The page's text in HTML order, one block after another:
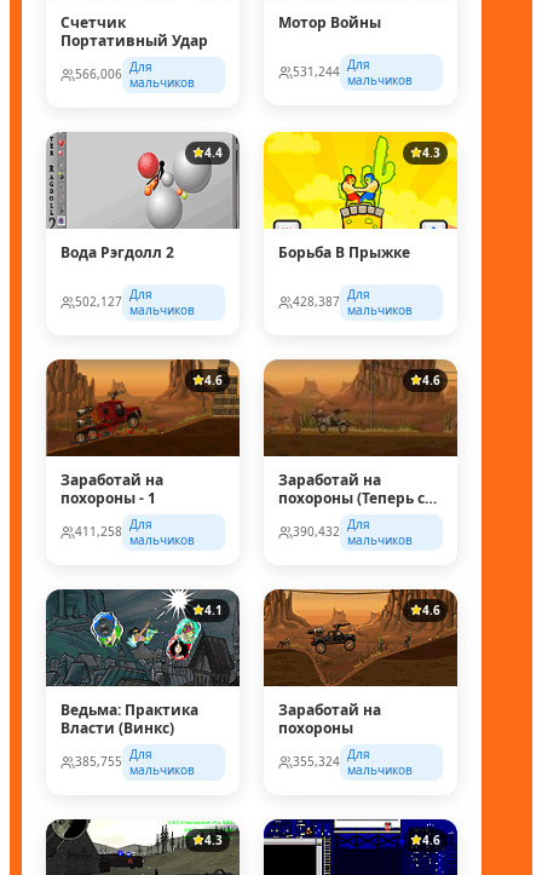
Счетчик
Портативный Удар
566,006 Для
мальчиков
Мотор Войны
531,244 Для
мальчиков
4.4
Вода Рэгдолл 2
502,127 Для
мальчиков
4.3
Борьба В Прыжке
428,387 Для
мальчиков
4.6
Заработай на
похороны - 1
411,258 Для
мальчиков
4.6
Заработай на
похороны (Теперь с
супер колесом!)
390,432 Для
мальчиков
4.1
Ведьма: Практика
Власти (Винкс)
385,755 Для
мальчиков
4.6
Заработай на
похороны
355,324 Для
мальчиков
4.3 4.6